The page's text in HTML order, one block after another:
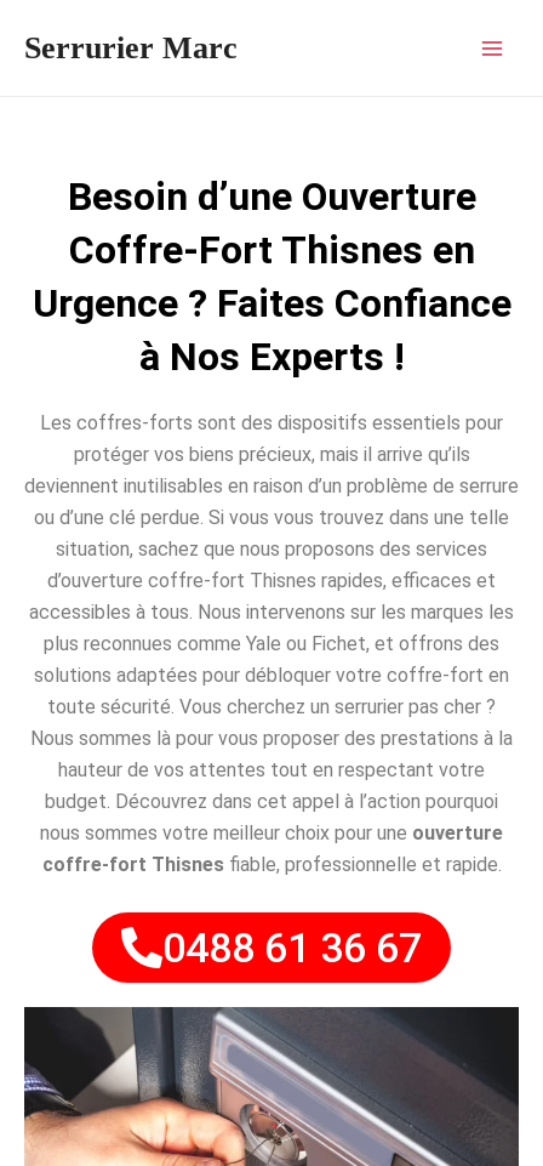
Serrurier Marc
Besoin d’une Ouverture
Coffre-Fort Thisnes en
Urgence ? Faites Confiance
à Nos Experts !
Les coffres-forts sont des dispositifs essentiels pour
protéger vos biens précieux, mais il arrive qu’ils
deviennent inutilisables en raison d’un problème de serrure
ou d’une clé perdue. Si vous vous trouvez dans une telle
situation, sachez que nous proposons des services
d’ouverture coffre-fort Thisnes rapides, efficaces et
accessibles à tous. Nous intervenons sur les marques les
plus reconnues comme Yale ou Fichet, et offrons des
solutions adaptées pour débloquer votre coffre-fort en
toute sécurité. Vous cherchez un serrurier pas cher ?
Nous sommes là pour vous proposer des prestations à la
hauteur de vos attentes tout en respectant votre
budget. Découvrez dans cet appel à l’action pourquoi
nous sommes votre meilleur choix pour une ouverture
coffre-fort Thisnesfiable, professionnelle et rapide.
0488 61 36 67